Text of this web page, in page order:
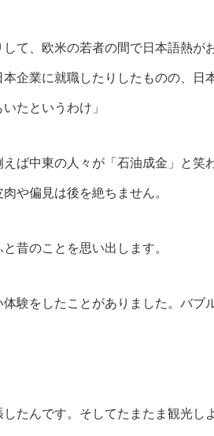
して、欧米の若者の間で日本語熱が
企業に就職したりしたものの、日
たというわけ」
ば中東の人々が「石油成金」と笑
や偏見は後を絶ちません。
昔のことを思い出します。
験をしたことがありました。バブ
したんです。そしてたまたま観光し